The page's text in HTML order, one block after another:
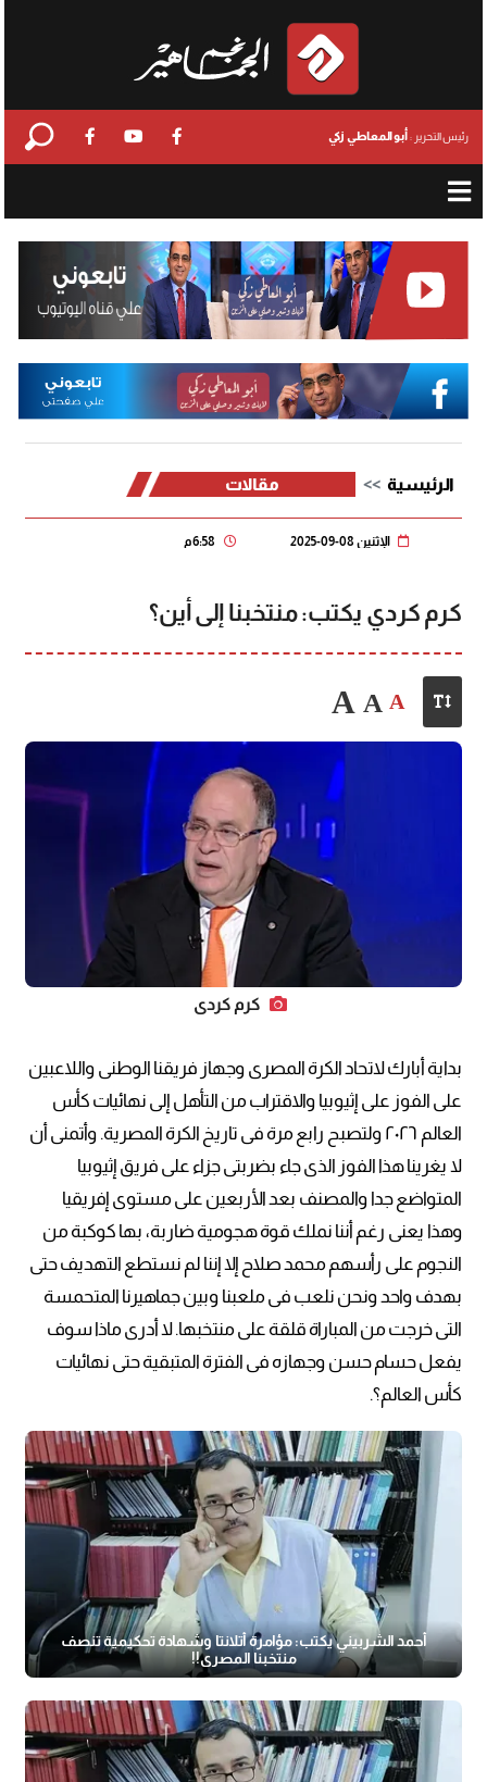
رئيس التحرير : أبو المعاطي زكي
الرئيسية مقالات
الإثنين 08-09-2025
كرم كردي يكتب: منتخبنا إلى أين؟
A
A
A
كرم كردي
بداية أبارك لاتحاد الكرة المصرى وجهاز فريقنا الوطنى واللاعبين
على الفوز على إثيوبيا والاقتراب من التأهل إلى نهائيات كأس
العالم ٢٠٢٦ ولتصبح رابع مرة فى تاريخ الكرة المصرية. وأتمنى أن
لا يغرينا هذا الفوز الذى جاء بضربتى جزاء على فريق إثيوبيا
المتواضع جدا والمصنف بعد الأربعين على مستوى إفريقيا
وهذا يعنى رغم أننا نملك قوة هجومية ضاربة، بها كوكبة من
النجوم على رأسهم محمد صلاح إلا إننا لم نستطع التهديف حتى
بهدف واحد ونحن نلعب فى ملعبنا وبين جماهيرنا المتحمسة
التى خرجت من المباراة قلقة على منتخبها. لا أدرى ماذا سوف
يفعل حسام حسن وجهازه فى الفترة المتبقية حتى نهائيات
كأس العالم؟.
أحمد الشربيني يكتب: مؤامرة أتلانتا وشهادة تحكيمية تنصف
منتخبنا المصري!!